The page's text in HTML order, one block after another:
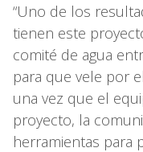
“Uno de los
tienen este
comité de agua
para que vele por
una vez que el
proyecto, la
herramientas para